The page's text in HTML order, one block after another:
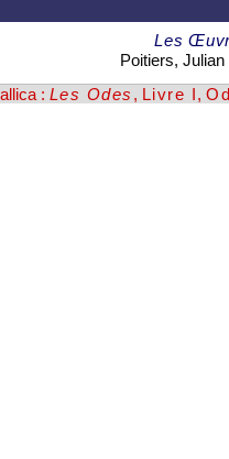
Les
Poitiers,
: Les Odes , Livre I ,